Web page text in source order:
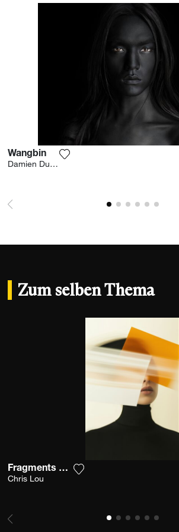
Shanghai, China 2018
YellowKorner Francs Bourgeois
Wangbin
Damien Dufresne
Zum selben Thema
Fragments Of Vision
Chris Lou